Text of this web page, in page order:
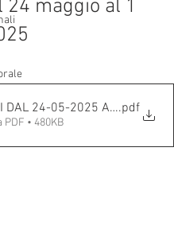
24 maggio al 1
NaN stelle su 5.
DAL 24-05-2025 AL 1-6-2025
.pdf
PDF • 480KB